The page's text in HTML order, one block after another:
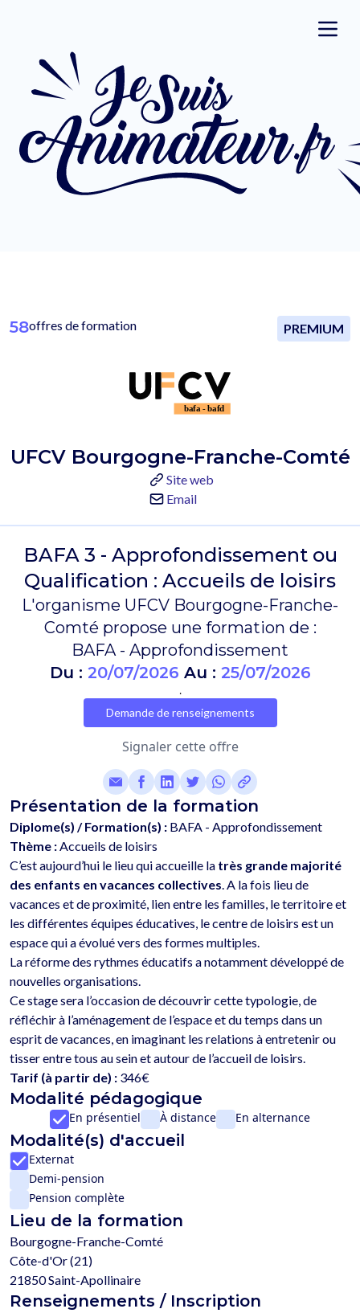
58offres de formation PREMIUM
UFCV Bourgogne-Franche-Comté
Site web
Email
BAFA 3 - Approfondissement ou
Qualification : Accueils de loisirs
L'organisme UFCV Bourgogne-Franche-
Comté propose une formation de :
BAFA - Approfondissement
Du : 20/07/2026 Au : 25/07/2026
.
Demande de renseignements
Signaler cette offre
Présentation de la formation
Diplome(s) / Formation(s) : BAFA - Approfondissement
Thème :Accueils de loisirs
C’est aujourd’hui le lieu qui accueille la très grande majorité
des enfants en vacances collectives. A la fois lieu de
vacances et de proximité, lien entre les familles, le territoire et
les différentes équipes éducatives, le centre de loisirs est un
espace qui a évolué vers des formes multiples.
La réforme des rythmes éducatifs a notamment développé de
nouvelles organisations.
Ce stage sera l’occasion de découvrir cette typologie, de
réfléchir à l’aménagement de l’espace et du temps dans un
esprit de vacances, en imaginant les relations à entretenir ou
Tarif (à partir de) : 346€
Modalité pédagogique
En présentiel À distance En alternance
Modalité(s) d'accueil
Externat
Demi-pension
Pension complète
Lieu de la formation
Bourgogne-Franche-Comté
Côte-d'Or (21)
21850 Saint-Apollinaire
Renseignements / Inscription